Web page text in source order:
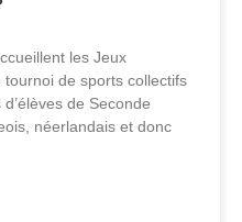
les Jeux
de sports collectifs
de Seconde
néerlandais et donc